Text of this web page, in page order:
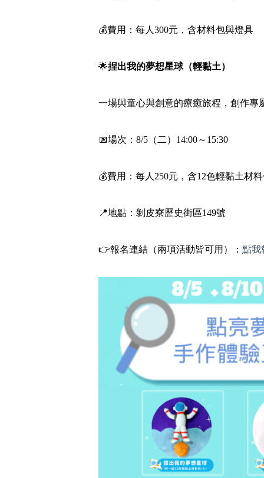
💰費用：每人300元，含材料包與燈具
🌟捏出我的夢想星球（輕黏土）
一場與童心與創意的療癒旅程，創作專
📅場次：8/5（二）14:00～15:30
💰費用：每人250元，含12色輕黏土材
📍地點：剝皮寮歷史街區149號
👉報名連結（兩項活動皆可用）： 點我